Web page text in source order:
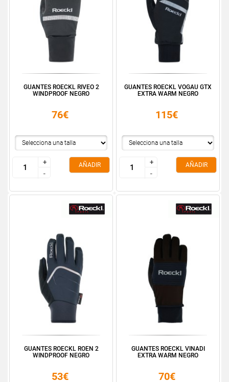
GUANTES ROECKL RIVEO 2
WINDPROOF NEGRO
76€
+
-
+
-
AÑADIR
GUANTES ROECKL VOGAU GTX
EXTRA WARM NEGRO
115€
+
-
+
-
AÑADIR
GUANTES ROECKL ROEN 2
WINDPROOF NEGRO
53€
GUANTES ROECKL VINADI
EXTRA WARM NEGRO
70€